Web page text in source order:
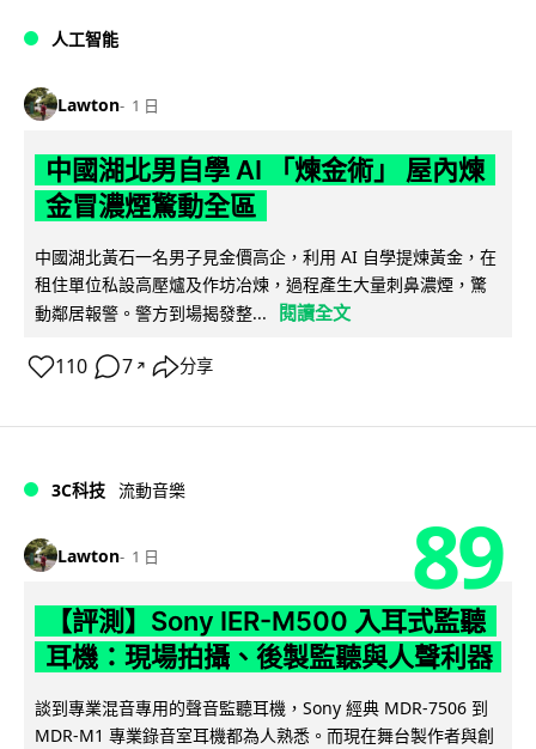
人工智能
Lawton 1 日
中國湖北男自學 AI 「煉金術」 屋內煉
金冒濃煙驚動全區
中國湖北黃石一名男子見金價高企，利用 AI 自學提煉黃金，在
租住單位私設高壓爐及作坊冶煉，過程產生大量刺鼻濃煙，驚
動鄰居報警。警方到場揭發整...
閱讀全文
110 7 ↗ 分享
3C科技 流動音樂
Lawton 1 日 89
【評測】Sony IER-M500 入耳式監聽
耳機：現場拍攝、後製監聽與人聲利器
談到專業混音專用的聲音監聽耳機，Sony 經典 MDR-7506 到
MDR-M1 專業錄音室耳機都為人熟悉。而現在舞台製作者與創